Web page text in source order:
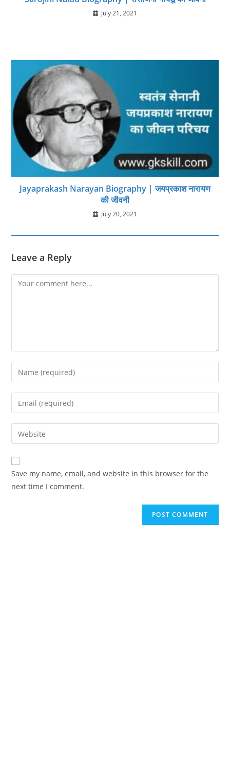
July 21, 2021
Jayaprakash Narayan Biography | जयप्रकाश नारायण
की जीवनी
July 20, 2021
Leave a Reply
Comment
Enter
your
name
comment
Enter
your
email
address
comment
Enter
your
website
URL
(optional)
Save my name, email, and website in this browser for the
next time I comment.